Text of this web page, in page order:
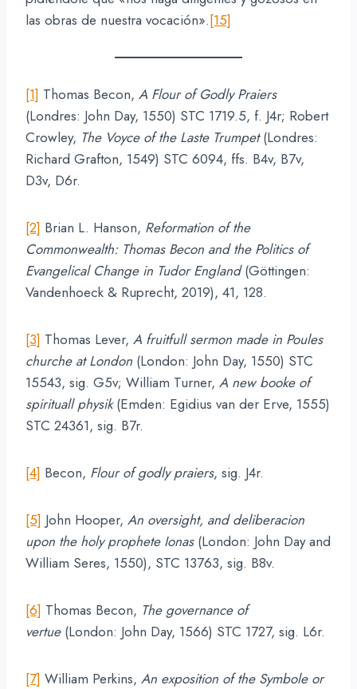
las obras de nuestra vocación».[15]
[1] Thomas Becon, A Flour of Godly Praiers
(Londres: John Day, 1550) STC 1719.5, f. J4r; Robert
Crowley, The Voyce of the Laste Trumpet(Londres:
Richard Grafton, 1549) STC 6094, ffs. B4v, B7v,
D3v, D6r.
[2] Brian L. Hanson, Reformation of the
Commonwealth: Thomas Becon and the Politics of
Evangelical Change in Tudor England(Göttingen:
Vandenhoeck & Ruprecht, 2019), 41, 128.
[3] Thomas Lever, A fruitfull sermon made in Poules
churche at London (London: John Day, 1550) STC
15543, sig. G5v; William Turner, A new booke of
spirituall physik(Emden: Egidius van der Erve, 1555)
STC 24361, sig. B7r.
[4] Becon, Flour of godly praiers, sig. J4r.
[5] John Hooper, An oversight, and deliberacion
upon the holy prophete Ionas(London: John Day and
William Seres, 1550), STC 13763, sig. B8v.
[6] Thomas Becon, The governance of
vertue(London: John Day, 1566) STC 1727, sig. L6r.
[7] William Perkins, An exposition of the Symbole or